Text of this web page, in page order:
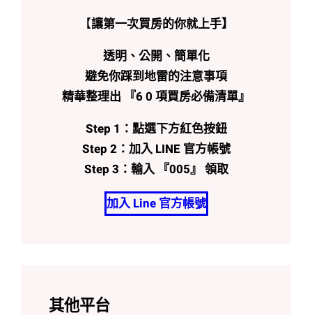
【讓第一次買房的你就上手】
透明、公開、簡單化
避免你踩到地雷的注意事項
精華整理出 『6 0 項買房必備清單』
Step 1：點選下方紅色按鈕
Step 2：加入 LINE 官方帳號
Step 3：輸入 『005』 領取
加入 Line 官方帳號
其他平台